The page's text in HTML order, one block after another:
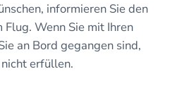
informieren Sie den
Wenn Sie mit Ihren
an Bord gegangen sind,
erfüllen.